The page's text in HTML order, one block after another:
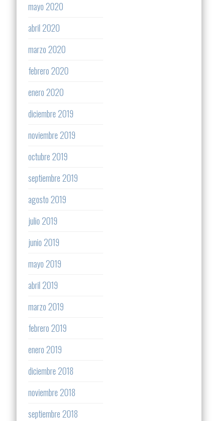
mayo 2020
abril 2020
marzo 2020
febrero 2020
enero 2020
diciembre 2019
noviembre 2019
octubre 2019
septiembre 2019
agosto 2019
julio 2019
junio 2019
mayo 2019
abril 2019
marzo 2019
febrero 2019
enero 2019
diciembre 2018
noviembre 2018
septiembre 2018